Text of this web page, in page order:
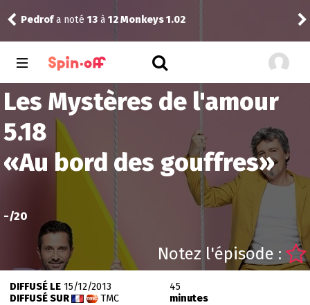
Pedrofa noté 13 à 12 Monkeys 1.02
1.03
Les Mystères de l'amour
5.18
«Au bord des gouffres»
-/20
Notez l'épisode :
DIFFUSÉ LE15/12/2013
DIFFUSÉ SUR
TMC
45
minutes